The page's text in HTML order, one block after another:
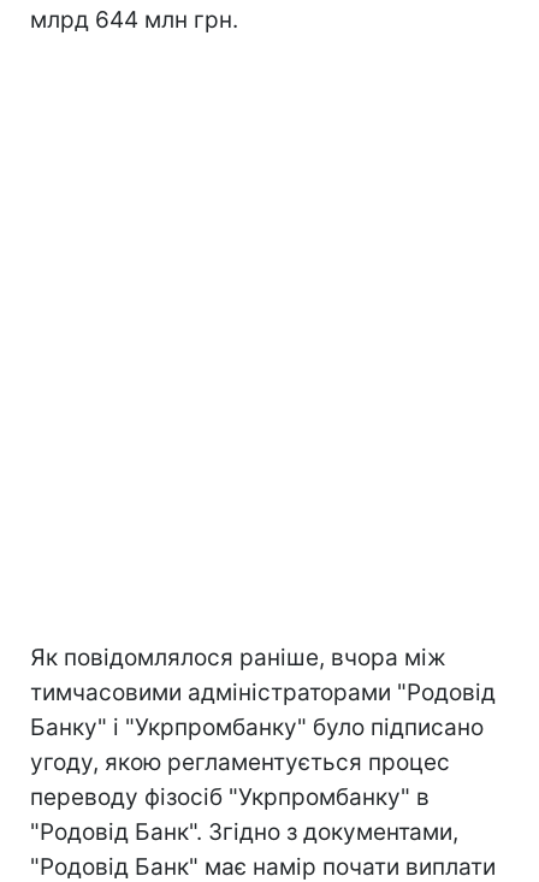
млрд 644 млн грн.
Як повідомлялося раніше, вчора між
тимчасовими адміністраторами "Родовід
Банку" і "Укрпромбанку" було підписано
угоду, якою регламентується процес
переводу фізосіб "Укрпромбанку" в
"Родовід Банк". Згідно з документами,
"Родовід Банк" має намір почати виплати